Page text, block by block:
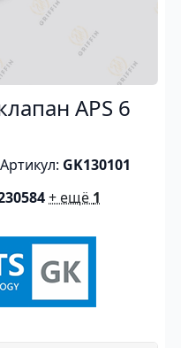
APS 6
Артикул: GK130101
+ ещё 1